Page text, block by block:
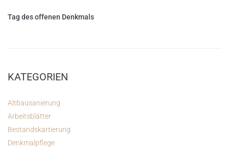
Tag des offenen Denkmals
KATEGORIEN
Altbausanierung
Arbeitsblätter
Bestandskartierung
Denkmalpflege